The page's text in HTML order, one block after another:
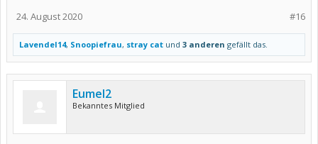
#16
24. August 2020
Lavendel14, Snoopiefrau, stray cat und 3 anderen gefällt das.
Eumel2
Bekanntes Mitglied